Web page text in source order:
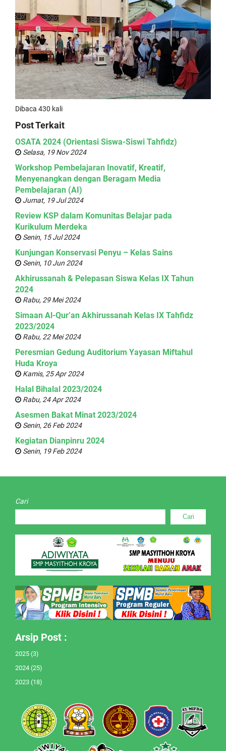
Dibaca 430 kali
Post Terkait
OSATA 2024 (Orientasi Siswa-Siswi Tahfidz)
Selasa, 19 Nov 2024
Workshop Pembelajaran Inovatif, Kreatif,
Menyenangkan dengan Beragam Media
Pembelajaran (AI)
Jumat, 19 Jul 2024
Review KSP dalam Komunitas Belajar pada
Kurikulum Merdeka
Senin, 15 Jul 2024
Kunjungan Konservasi Penyu – Kelas Sains
Senin, 10 Jun 2024
Akhirussanah & Pelepasan Siswa Kelas IX Tahun
2024
Rabu, 29 Mei 2024
Simaan Al-Qur’an Akhirussanah Kelas IX Tahfidz
2023/2024
Rabu, 22 Mei 2024
Peresmian Gedung Auditorium Yayasan Miftahul
Huda Kroya
Kamis, 25 Apr 2024
Halal Bihalal 2023/2024
Rabu, 24 Apr 2024
Asesmen Bakat Minat 2023/2024
Senin, 26 Feb 2024
Kegiatan Dianpinru 2024
Senin, 19 Feb 2024
Cari
Cari
Arsip Post :
2025 (3)
2024 (25)
2023 (18)